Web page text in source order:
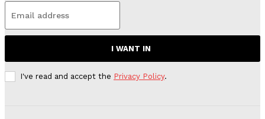
I WANT IN
I've read and accept the Privacy Policy.